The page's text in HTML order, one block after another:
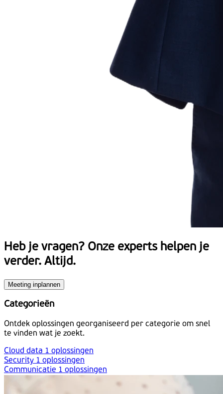
Heb je vragen? Onze experts helpen je
verder. Altijd.
Meeting inplannen
Categorieën
Ontdek oplossingen georganiseerd per categorie om snel
te vinden wat je zoekt.
Cloud data 1 oplossingen
Security 1 oplossingen
Communicatie 1 oplossingen